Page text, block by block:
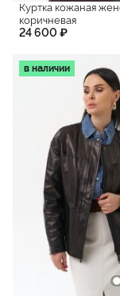
Куртка кожаная
коричневая
24 600 ₽
в наличии